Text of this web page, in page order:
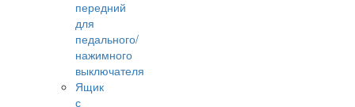
передний
для
педального/
нажимного
выключателя
Ящик
с